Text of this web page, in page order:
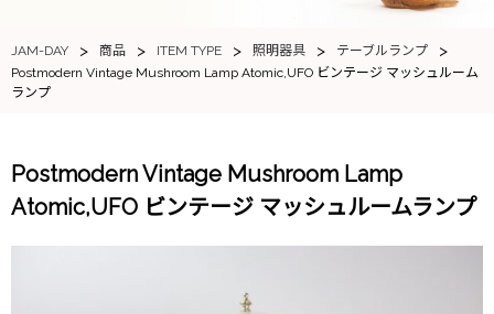
JAM-DAY > 商品 > ITEM TYPE > 照明器具 > テーブルランプ >
Postmodern Vintage Mushroom Lamp Atomic,UFO ビンテージ マッシュルーム
ランプ
Postmodern Vintage Mushroom Lamp
Atomic,UFO ビンテージ マッシュルームランプ